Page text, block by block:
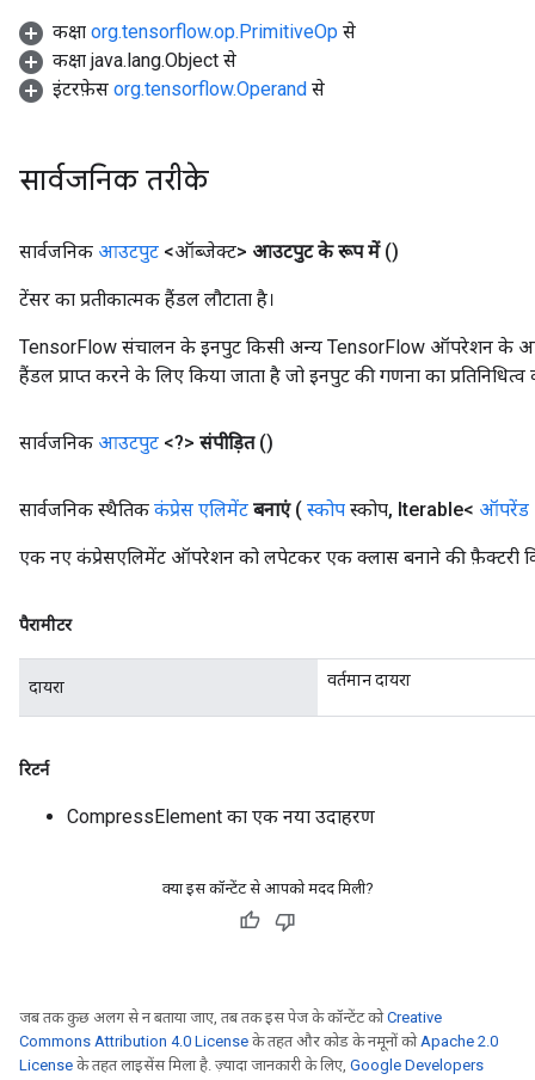
कक्षा org.tensorflow.op.PrimitiveOp से
कक्षा java.lang.Object से
इंटरफ़ेस org.tensorflow.Operand से
सार्वजनिक तरीके
सार्वजनिक आउटपुट <ऑब्जेक्ट> आउटपुट के रूप में ()
टेंसर का प्रतीकात्मक हैंडल लौटाता है।
TensorFlow संचालन के इनपुट किसी अन्य TensorFlow ऑपरेशन के
हैंडल प्राप्त करने के लिए किया जाता है जो इनपुट की गणना का प्रतिनिधित्व
सार्वजनिक आउटपुट <?> संपीड़ित ()
सार्वजनिक स्थैतिक कंप्रेस एलिमेंट बनाएं ( स्कोप स्कोप, Iterable< ऑपरेंड
एक नए कंप्रेसएलिमेंट ऑपरेशन को लपेटकर एक क्लास बनाने की फ़ैक्टरी
पैरामीटर
दायरा वर्तमान दायरा
रिटर्न
CompressElement का एक नया उदाहरण
क्या इस कॉन्टेंट से आपको मदद मिली?
जब तक कुछ अलग से न बताया जाए, तब तक इस पेज के कॉन्टेंट कोCreative
Commons Attribution 4.0 License के तहत और कोड के नमूनों कोApache 2.0
License के तहत लाइसेंस मिला है. ज़्यादा जानकारी के लिए, Google Developers